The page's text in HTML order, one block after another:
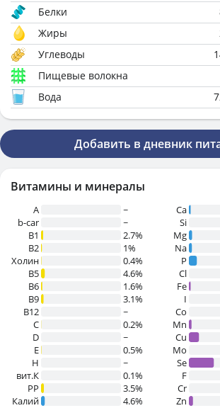
Белки
Жиры
Углеводы
Пищевые волокна
Вода
Добавить в дневник
Витамины и минералы
A
~
b-car
~
В1
2.7%
B2
1%
Холин
0.4%
B5
4.6%
B6
1.6%
B9
3.1%
B12
~
C
0.2%
D
~
E
0.5%
H
~
вит.К
0.1%
PP
3.5%
Калий
4.6%
Ca
Si
Mg
Na
P
Cl
Fe
I
Co
Mn
Cu
Mo
Se
F
Cr
Zn